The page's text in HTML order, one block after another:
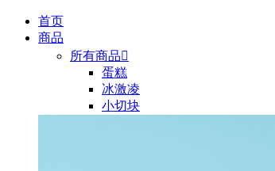
首页
商品
所有商品
蛋糕
冰激凌
小切块